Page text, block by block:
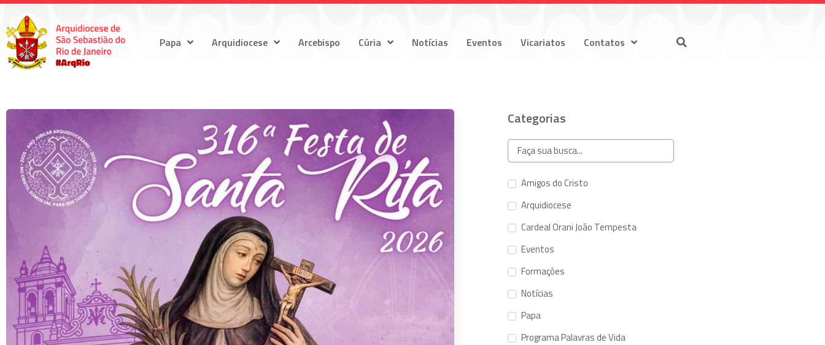
Papa Arquidiocese Arcebispo Cúria Notícias Eventos Vicariatos Contatos
Categorias
Amigos do Cristo
Arquidiocese
Cardeal Orani João Tempesta
Eventos
Formações
Notícias
Papa
Programa Palavras de Vida